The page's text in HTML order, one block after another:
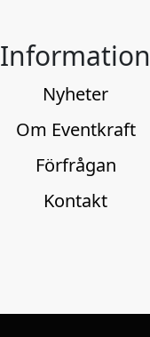
Information
Nyheter
Om Eventkraft
Förfrågan
Kontakt